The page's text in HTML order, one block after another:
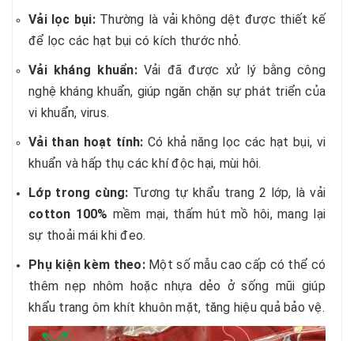
Vải lọc bụi:Thường là vải không dệt được thiết kế
để lọc các hạt bụi có kích thước nhỏ.
Vải kháng khuẩn:Vải đã được xử lý bằng công
nghệ kháng khuẩn, giúp ngăn chặn sự phát triển của
vi khuẩn, virus.
Vải than hoạt tính: Có khả năng lọc các hạt bụi, vi
khuẩn và hấp thụ các khí độc hại, mùi hôi.
Lớp trong cùng: Tương tự khẩu trang 2 lớp, là vải
cotton 100% mềm mại, thấm hút mồ hôi, mang lại
sự thoải mái khi đeo.
Phụ kiện kèm theo:Một số mẫu cao cấp có thể có
thêm nẹp nhôm hoặc nhựa dẻo ở sống mũi giúp
khẩu trang ôm khít khuôn mặt, tăng hiệu quả bảo vệ.